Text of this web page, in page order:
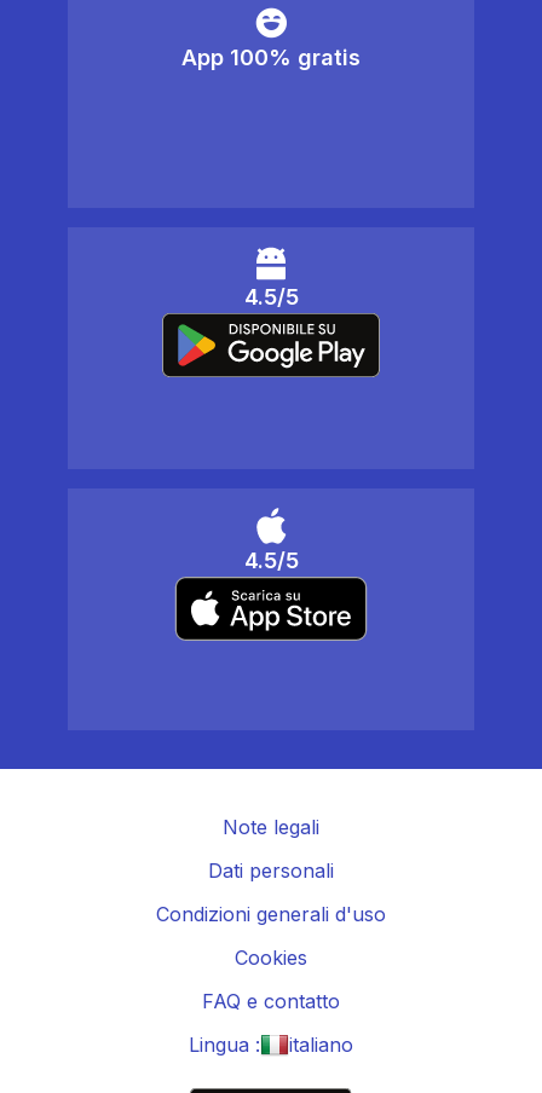
App 100% gratis
4.5/5
4.5/5
Note legali
Dati personali
Condizioni generali d'uso
Cookies
FAQ e contatto
Lingua :
italiano